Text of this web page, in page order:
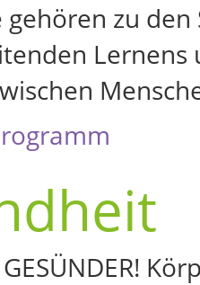
gehören zu
GESÜNDER!